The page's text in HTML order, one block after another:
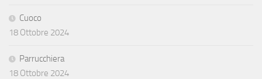
Cuoco
18 Ottobre 2024
Parrucchiera
18 Ottobre 2024